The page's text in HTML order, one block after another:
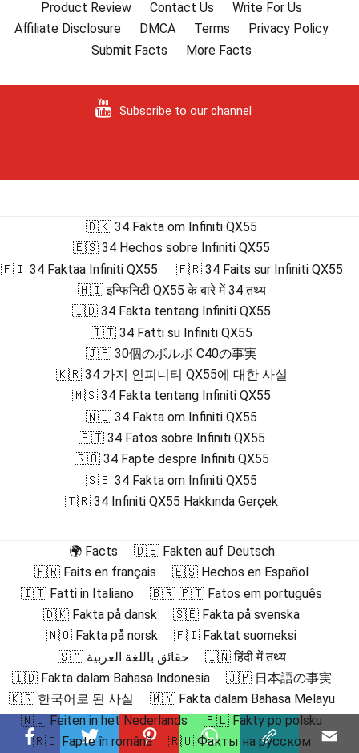
Product Review
Contact Us
Write For Us
Affiliate Disclosure
DMCA Terms
Privacy Policy
Submit Facts
More Facts
Subscribe to our channel
🇩🇰 34 Fakta om Infiniti QX55
🇪🇸 34 Hechos sobre Infiniti QX55
🇫🇮 34 Faktaa Infiniti QX55
🇫🇷 34 Faits sur Infiniti QX55
🇭🇮 इन्फिनिटी QX55 के बारे में 34 तथ्य
🇮🇩 34 Fakta tentang Infiniti QX55
🇮🇹 34 Fatti su Infiniti QX55
🇯🇵 30個のボルボ C40の事実
🇰🇷 34 가지 인피니티 QX55에 대한 사실
🇲🇸 34 Fakta tentang Infiniti QX55
🇳🇴 34 Fakta om Infiniti QX55
🇵🇹 34 Fatos sobre Infiniti QX55
🇷🇴 34 Fapte despre Infiniti QX55
🇸🇪 34 Fakta om Infiniti QX55
🇹🇷 34 Infiniti QX55 Hakkında Gerçek
🌍 Facts
🇩🇪 Fakten auf Deutsch
🇫🇷 Faits en français
🇪🇸 Hechos en Español
🇮🇹 Fatti in Italiano
🇧🇷 🇵🇹 Fatos em português
🇩🇰 Fakta på dansk
🇸🇪 Fakta på svenska
🇳🇴 Fakta på norsk
🇫🇮 Faktat suomeksi
🇸🇦 حقائق باللغة العربية
🇮🇳 हिंदी में तथ्य
🇮🇩 Fakta dalam Bahasa Indonesia
🇯🇵 日本語の事実
🇰🇷 한국어로 된 사실
🇲🇾 Fakta dalam Bahasa Melayu
🇳🇱 Feiten in het Nederlands
🇵🇱 Fakty po polsku
🇷🇴 Fapte în română
🇷🇺 Факты на русском